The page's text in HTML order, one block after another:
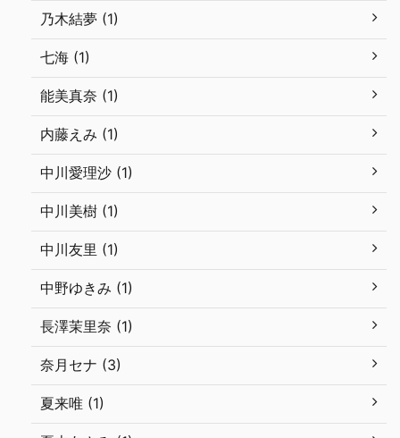
乃木結夢 (1)
七海 (1)
能美真奈 (1)
内藤えみ (1)
中川愛理沙 (1)
中川美樹 (1)
中川友里 (1)
中野ゆきみ (1)
長澤茉里奈 (1)
奈月セナ (3)
夏来唯 (1)